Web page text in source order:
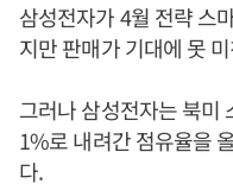
삼성전자가 4월 전략 스
지만 판매가 기대에 못
그러나 삼성전자는 북미
1%로 내려간 점유율을
다.